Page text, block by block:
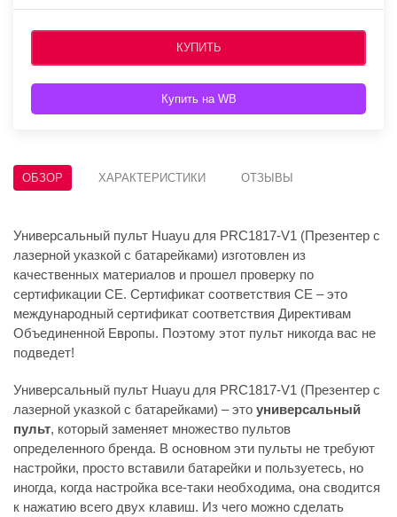
КУПИТЬ
Купить на WB
ОБЗОР ХАРАКТЕРИСТИКИ ОТЗЫВЫ
Универсальный пульт Huayu для PRC1817-V1 (Презентер с
лазерной указкой с батарейками) изготовлен из
качественных материалов и прошел проверку по
сертификации CE. Сертификат соответствия СЕ – это
международный сертификат соответствия Директивам
Объединенной Европы. Поэтому этот пульт никогда вас не
подведет!
Универсальный пульт Huayu для PRC1817-V1 (Презентер с
лазерной указкой с батарейками) – это универсальный
пульт, который заменяет множество пультов
определенного бренда. В основном эти пульты не требуют
настройки, просто вставили батарейки и пользуетесь, но
иногда, когда настройка все-таки необходима, она сводится
к нажатию всего двух клавиш. Из чего можно сделать